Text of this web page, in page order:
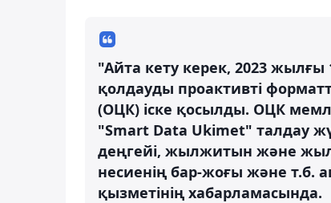
"Айта кету керек, 2023 жылғы
қолдауды проактивті
(ОЦК) іске қосылды. ОЦК
"Smart Data Ukimet" талдау
деңгейі, жылжитын және
несиенің бар-жоғы және т.б.
қызметінің хабарламасында.